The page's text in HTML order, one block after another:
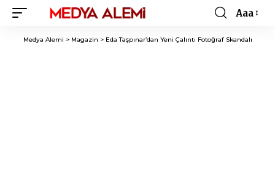
Font
Resizer
Aaa
Medya Alemi > Magazin > Eda Taşpınar’dan Yeni Çalıntı Fotoğraf Skandalı